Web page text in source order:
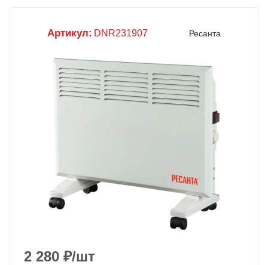
Артикул: DNR231907 Ресанта
2 280 ₽/шт